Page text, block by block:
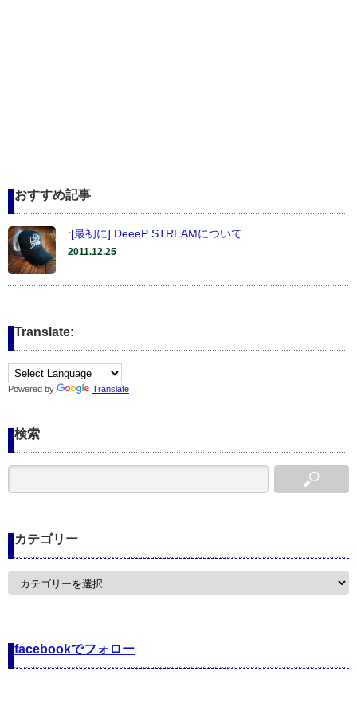
おすすめ記事
:[最初に] DeeeP STREAMについて
2011.12.25
Translate:
Powered by Translate
検索
カテゴリー
カ
facebookでフォロー